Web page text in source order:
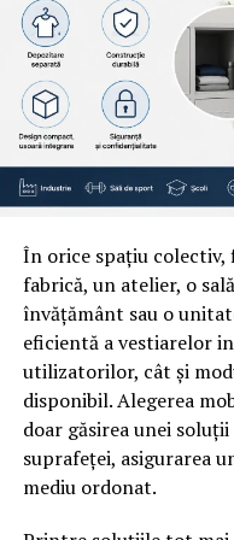
hranit bebelusul
optimizarea
Stilul de viata
personala a
Odihna
esentiala pentru
dau viata unui
doarma atunci
ceara ajutor din
membri ai
extenua.
Alimentatie
nutritiva sta la
sanatatii in timpul
În orice spațiu colectiv,
fabrică, un atelier, o
învățământ sau o
eficientă a vestiarelor
utilizatorilor, cât și
disponibil. Alegerea
doar găsirea unei
suprafeței, asigurarea
mediu ordonat.